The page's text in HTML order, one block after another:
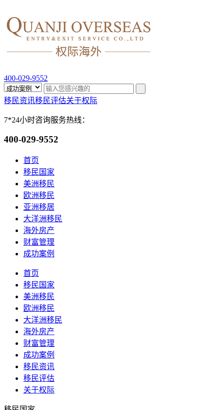
400-029-9552
移民资讯移民评估关于权际
7*24小时咨询服务热线：
400-029-9552
首页
移民国家
美洲移民
欧洲移民
亚洲移居
大洋洲移民
海外房产
财富管理
成功案例
首页
移民国家
美洲移民
欧洲移民
大洋洲移民
海外房产
财富管理
成功案例
移民资讯
移民评估
关于权际